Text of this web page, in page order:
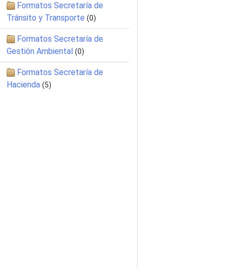
Formatos Secretaría de
Tránsito y Transporte (0)
Formatos Secretaría de
Gestión Ambiental (0)
Formatos Secretaría de
Hacienda (5)